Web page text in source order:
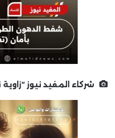
شركاء المفيد نيوز